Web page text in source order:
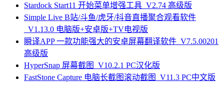
Stardock Start11 开始菜单增强工具_V2.74 高级版
Simple Live B站/斗鱼/虎牙/抖音直播聚合观看软件
_V1.13.0 电脑版+安卓版+TV电视版
瞬译APP 一款功能强大的安卓屏幕翻译软件_V7.5.00201
高级版
HyperSnap 屏幕截图_V10.2.1 PC汉化版
FastStone Capture 电脑长截图滚动截图_V11.3 PC中文版